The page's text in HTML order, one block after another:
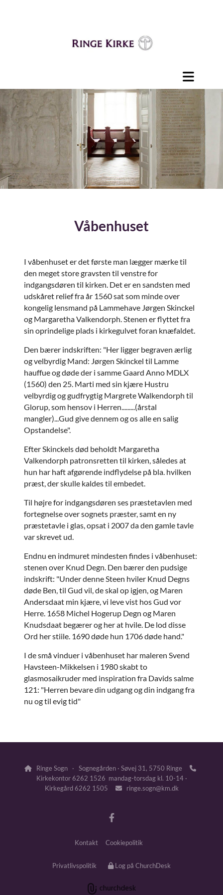
Våbenhuset
I våbenhuset er det første man lægger mærke til
den meget store gravsten til venstre for
indgangsdøren til kirken. Det er en sandsten med
udskåret relief fra år 1560 sat som minde over
kongelig lensmand på Lammehave Jørgen Skinckel
og Margaretha Valkendorph. Stenen er flyttet fra
sin oprindelige plads i kirkegulvet foran knæfaldet.
Den bærer indskriften: "Her ligger begraven ærlig
og velbyrdig Mand: Jørgen Skinckel til Lamme
hauffue og døde der i samme Gaard Anno MDLX
(1560) den 25. Marti med sin kjære Hustru
velbyrdig og gudfrygtig Margrete Walkendorph til
Glorup, som hensov i Herren.........(årstal
mangler)...Gud give dennem og os alle en salig
Opstandelse".
Efter Skinckels død beholdt Margaretha
Valkendorph patronsretten til kirken, således at
hun har haft afgørende indflydelse på bla. hvilken
præst, der skulle kaldes til embedet.
Til højre for indgangsdøren ses præstetavlen med
fortegnelse over sognets præster, samt en ny
præstetavle i glas, opsat i 2007 da den gamle tavle
var skrevet ud.
Endnu en indmuret mindesten findes i våbenhuset:
stenen over Knud Degn. Den bærer den pudsige
indskrift: "Under denne Steen hviler Knud Degns
døde Ben, til Gud vil, de skal op igjen, og Maren
Andersdaat min kjære, vi leve vist hos Gud vor
Herre. 1658 Michel Hogerup Degn og Maren
Knudsdaat begærer og her at hvile. De lod disse
Ord her stiile. 1690 døde hun 1706 døde hand."
I de små vinduer i våbenhuset har maleren Svend
Havsteen-Mikkelsen i 1980 skabt to
glasmosaikruder med inspiration fra Davids salme
121: "Herren bevare din udgang og din indgang fra
nu og til evig tid"
Ringe Sogn · Sognegården · Søvej 31, 5750 Ringe 
Kirkekontor 6262 1526 mandag-torsdag kl. 10-14 ·
Kirkegård 6262 1505
ringe.sogn@km.dk
Kontakt Cookiepolitik
Privatlivspolitik Log på ChurchDesk